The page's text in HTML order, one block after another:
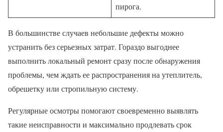
пирога.
В большинстве случаев небольшие дефекты можно
устранить без серьезных затрат. Гораздо выгоднее
выполнить локальный ремонт сразу после обнаружения
проблемы, чем ждать ее распространения на утеплитель,
обрешетку или стропильную систему.
Регулярные осмотры помогают своевременно выявлять
такие неисправности и максимально продлевать срок